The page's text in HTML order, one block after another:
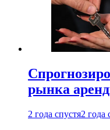
рынка
2 года спустя2 года